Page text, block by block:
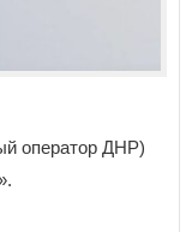
оператор ДНР)